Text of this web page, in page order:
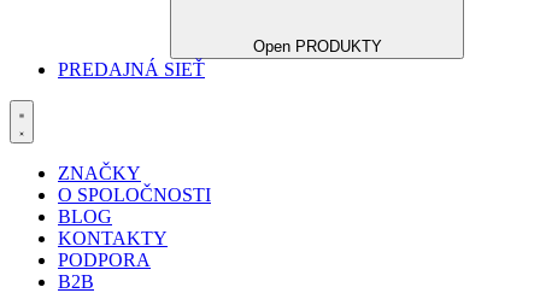
Open PRODUKTY
PREDAJNÁ SIEŤ
ZNAČKY
O SPOLOČNOSTI
BLOG
KONTAKTY
PODPORA
B2B